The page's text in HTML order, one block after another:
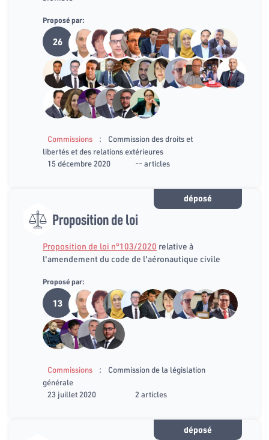
Proposé par:
26
Commissions :
Commission des droits et
libertés et des relations extérieures
15 décembre 2020
-- articles
déposé
Proposition de loi
Proposition de loi n°103/2020 relative à
l'amendement du code de l'aéronautique civile
Proposé par:
13
Commissions :
Commission de la législation
générale
23 juillet 2020
2 articles
déposé